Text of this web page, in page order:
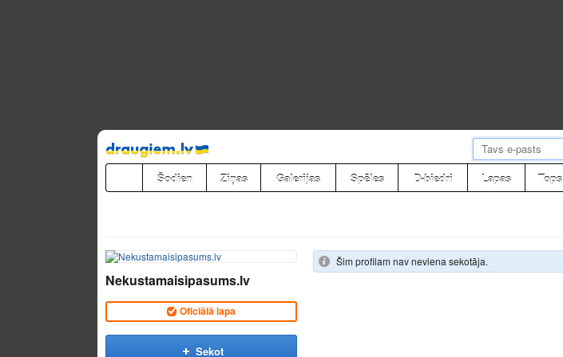
Pāriet
uz
saturu
Šodien Ziņas Galerijas Spēles D-biedri Lapas Tops
Nekustamaisipasums.lv
Oficiālā lapa
Sekot
Šim profilam nav neviena sekotāja.